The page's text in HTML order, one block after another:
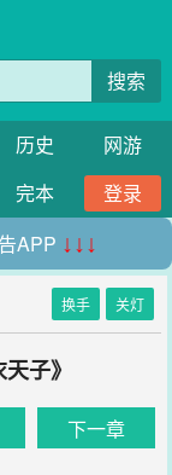
搜索
历史
网游
完本
登录
APP ↓↓↓
换手 关灯
子》
下一章